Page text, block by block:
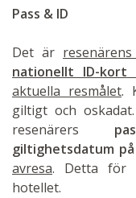
Pass & ID
Det är
nationellt ID-kort
aktuella resmålet.
giltigt och
resenärers
giltighetsdatum
avresa. Detta för
hotellet.